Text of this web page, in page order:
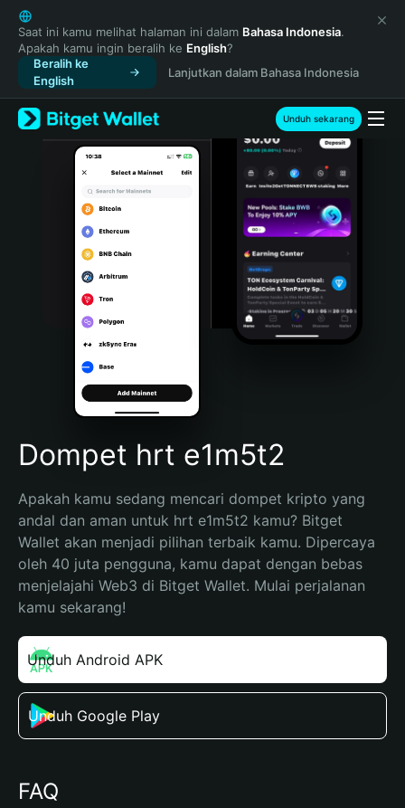
English
日本語
Tiếng Việt
Русский
Español (Latinoamérica)
Türkçe
Italiano
Português (Portugal)
Bahasa Indonesia
Português (Brasil)
Español (Argentina)
Saat ini kamu melihat halaman ini dalam Bahasa Indonesia.
Apakah kamu ingin beralih ke English?
Beralih ke
English
Lanjutkan dalam Bahasa Indonesia
Unduh sekarang
Dompet hrt e1m5t2
Apakah kamu sedang mencari dompet kripto yang
andal dan aman untuk hrt e1m5t2 kamu? Bitget
Wallet akan menjadi pilihan terbaik kamu. Dipercaya
oleh 40 juta pengguna, kamu dapat dengan bebas
menjelajahi Web3 di Bitget Wallet. Mulai perjalanan
kamu sekarang!
Unduh Android APK
Unduh Google Play
FAQ